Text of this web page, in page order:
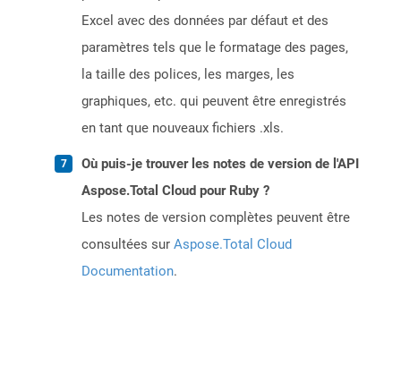
Excel avec des données par défaut et des
paramètres tels que le formatage des pages,
la taille des polices, les marges, les
graphiques, etc. qui peuvent être enregistrés
en tant que nouveaux fichiers .xls.
Où puis-je trouver les notes de version de l'API
Aspose.Total Cloud pour Ruby ?
Les notes de version complètes peuvent être
consultées sur Aspose.Total Cloud
Documentation.